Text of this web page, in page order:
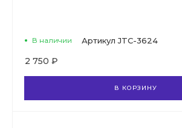
В наличии Артикул JTC-3624
2 750 ₽
В КОРЗИНУ